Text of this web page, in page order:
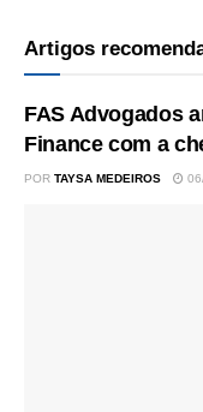
Artigos
FAS Advogados
Finance com a
POR TAYSA MEDEIROS